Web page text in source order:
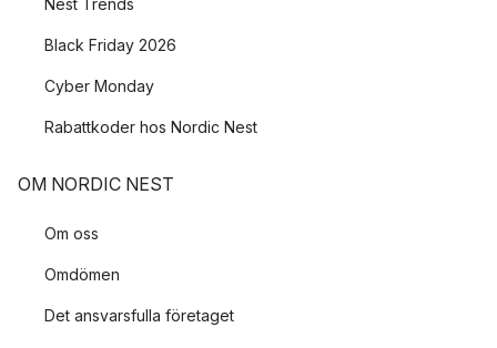
Nest Trends
Black Friday 2026
Cyber Monday
Rabattkoder hos Nordic Nest
OM NORDIC NEST
Om oss
Omdömen
Det ansvarsfulla företaget